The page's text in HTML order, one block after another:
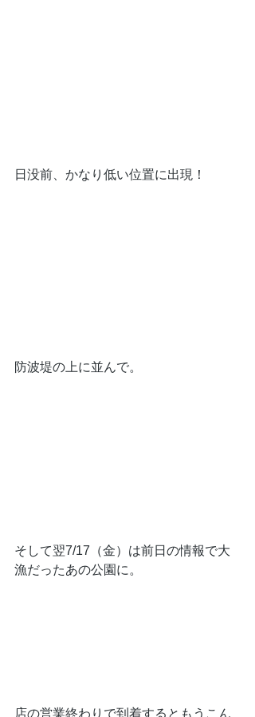
日没前、かなり低い位置に出現！
防波堤の上に並んで。
そして翌7/17（金）は前日の情報で大
漁だったあの公園に。
店の営業終わりで到着するともうこん